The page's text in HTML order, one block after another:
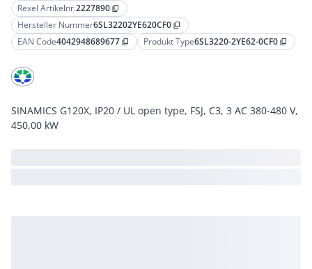
Rexel Artikelnr.2227890 content_copy
Hersteller Nummer6SL32202YE620CF0 content_copy
EAN Code4042948689677 content_copy Produkt Type6SL3220-2YE62-0CF0 content_copy
SINAMICS G120X, IP20 / UL open type, FSJ, C3, 3 AC 380-480 V,
450,00 kW